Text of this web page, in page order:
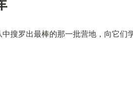
搜罗出最棒的那一批营地，向它